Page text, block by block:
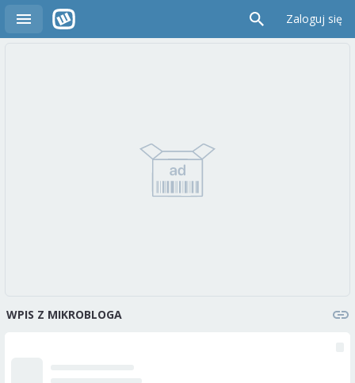
Zaloguj się
WPIS Z MIKROBLOGA